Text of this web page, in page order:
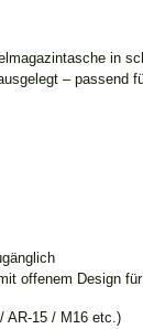
in
– passend
offenem Design
AR-15 / M16 etc.)